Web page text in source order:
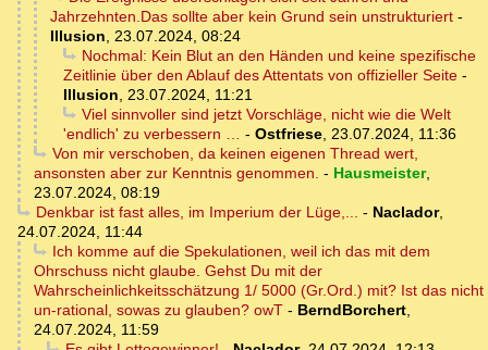
Jahrzehnten.Das sollte aber kein Grund sein unstrukturiert -
Illusion, 23.07.2024, 08:24
Nochmal: Kein Blut an den Händen und keine spezifische
Zeitlinie über den Ablauf des Attentats von offizieller Seite -
Illusion, 23.07.2024, 11:21
Viel sinnvoller sind jetzt Vorschläge, nicht wie die Welt
'endlich' zu verbessern … - Ostfriese, 23.07.2024, 11:36
Von mir verschoben, da keinen eigenen Thread wert,
ansonsten aber zur Kenntnis genommen. - Hausmeister,
23.07.2024, 08:19
Denkbar ist fast alles, im Imperium der Lüge,... - Naclador,
24.07.2024, 11:44
Ich komme auf die Spekulationen, weil ich das mit dem
Ohrschuss nicht glaube. Gehst Du mit der
Wahrscheinlichkeitsschätzung 1/ 5000 (Gr.Ord.) mit? Ist das nicht
un-rational, sowas zu glauben? owT - BerndBorchert,
24.07.2024, 11:59